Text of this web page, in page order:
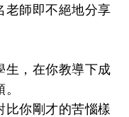
老師即不絕地分享
生，在你教導下成
比你剛才的苦惱樣